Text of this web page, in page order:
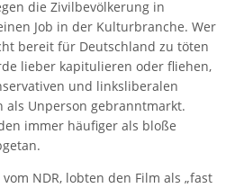
die Zivilbevölkerung in
Job in der Kulturbranche. Wer
bereit für Deutschland zu töten
lieber kapitulieren oder fliehen,
und linksliberalen
als Unperson gebranntmarkt.
immer häufiger als bloße
NDR, lobten den Film als „fast